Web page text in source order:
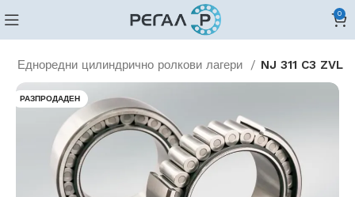
0
Едноредни цилиндрично ролкови лагери NJ 311 C3 ZVL
РАЗПРОДАДЕН